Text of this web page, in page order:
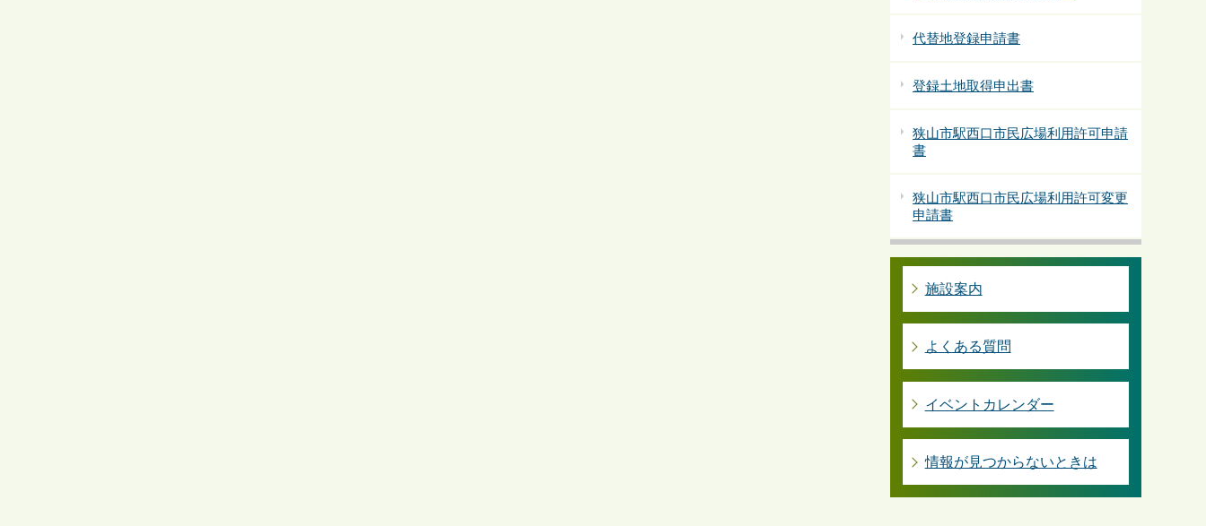
代替地登録申請書
登録土地取得申出書
狭山市駅西口市民広場利用許可申請
書
狭山市駅西口市民広場利用許可変更
申請書
施設案内
よくある質問
イベントカレンダー
情報が見つからないときは